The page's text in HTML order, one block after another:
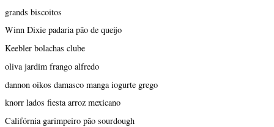
grands biscoitos
Winn Dixie padaria pão de queijo
Keebler bolachas clube
oliva jardim frango alfredo
dannon oikos damasco manga iogurte grego
knorr lados fiesta arroz mexicano
Califórnia garimpeiro pão sourdough